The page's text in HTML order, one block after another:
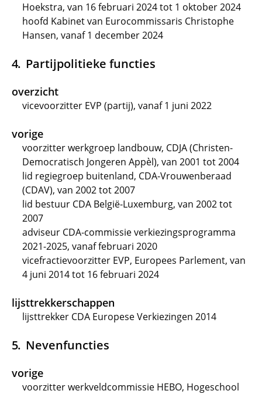
Hoekstra, van 16 februari 2024 tot 1 oktober 2024
hoofd Kabinet van Eurocommissaris Christophe
Hansen, vanaf 1 december 2024
Partijpolitieke functies
overzicht
vicevoorzitter EVP (partij), vanaf 1 juni 2022
vorige
voorzitter werkgroep landbouw, CDJA (Christen-
Democratisch Jongeren Appèl), van 2001 tot 2004
lid regiegroep buitenland, CDA-Vrouwenberaad
(CDAV), van 2002 tot 2007
lid bestuur CDA België-Luxemburg, van 2002 tot
2007
adviseur CDA-commissie verkiezingsprogramma
2021-2025, vanaf februari 2020
vicefractievoorzitter EVP, Europees Parlement, van
4 juni 2014 tot 16 februari 2024
lijsttrekkerschappen
lijsttrekker CDA Europese Verkiezingen 2014
Nevenfuncties
vorige
voorzitter werkveldcommissie HEBO, Hogeschool